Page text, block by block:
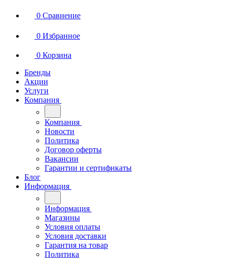
0 Сравнение
0 Избранное
0 Корзина
Бренды
Акции
Услуги
Компания
Компания
Новости
Политика
Договор оферты
Вакансии
Гарантии и сертификаты
Блог
Информация
Информация
Магазины
Условия оплаты
Условия доставки
Гарантия на товар
Политика